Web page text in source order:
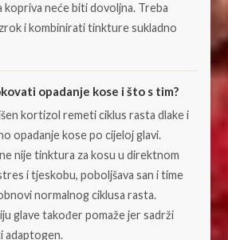
kopriva neće biti dovoljna. Treba
i kombinirati tinkture sukladno
opadanje kose i što s tim?
kortizol remeti ciklus rasta dlake i
opadanje kose po cijeloj glavi.
nije tinktura za kosu u direktnom
i tjeskobu, poboljšava san i time
normalnog ciklusa rasta.
glave također pomaže jer sadrži
adaptogen.